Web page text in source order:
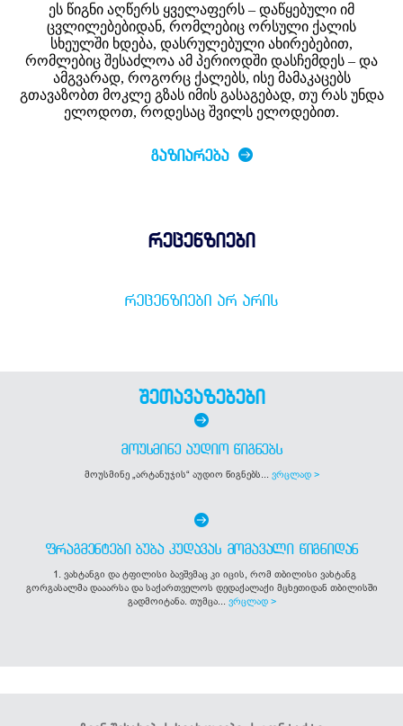
ეს წიგნი აღწერს ყველაფერს – დაწყებული იმ
ცვლილებებიდან, რომლებიც ორსული ქალის
სხეულში ხდება, დასრულებული ახირებებით,
რომლებიც შესაძლოა ამ პერიოდში დასჩემდეს – და
ამგვარად, როგორც ქალებს, ისე მამაკაცებს
გთავაზობთ მოკლე გზას იმის გასაგებად, თუ რას უნდა
ელოდოთ, როდესაც შვილს ელოდებით.
ᲒᲐᲖᲘᲐᲠᲔᲑᲐ
რეცენზიები
ᲠᲔᲪᲔᲜᲖᲘᲔᲑᲘ ᲐᲠ ᲐᲠᲘᲡ
შეთავაზებები
ᲛᲝᲣᲡᲛᲘᲜᲔ ᲐᲣᲓᲘᲝ ᲬᲘᲒᲜᲔᲑᲡ
მოუსმინე „არტანუჯის“ აუდიო წიგნებს... ვრცლად >
ᲤᲠᲐᲒᲛᲔᲜᲢᲔᲑᲘ ᲑᲣᲑᲐ ᲙᲣᲓᲐᲕᲐᲡ ᲛᲝᲛᲐᲕᲐᲚᲘ ᲬᲘᲒᲜᲘᲓᲐᲜ
1. ვახტანგი და ტფილისი ბავშვმაც კი იცის, რომ თბილისი ვახტანგ
გორგასალმა დააარსა და საქართველოს დედაქალაქი მცხეთიდან თბილისში
გადმოიტანა. თუმცა... ვრცლად >